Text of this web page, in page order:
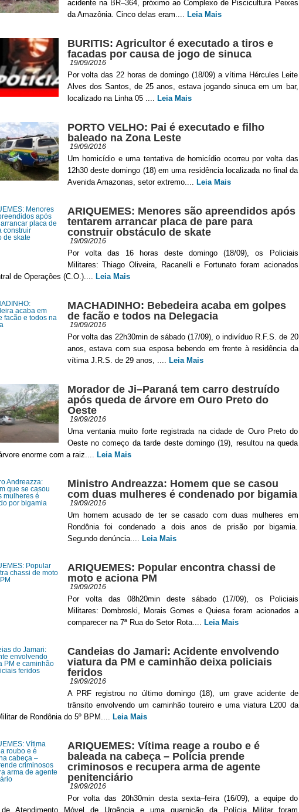
acidente na BR–364, próximo ao Complexo de Piscicultura Peixes
da Amazônia. Cinco delas eram.... Leia Mais
BURITIS: Agricultor é executado a tiros e
facadas por causa de jogo de sinuca
19/09/2016
Por volta das 22 horas de domingo (18/09) a vítima Hércules Leite
Alves dos Santos, de 25 anos, estava jogando sinuca em um bar,
localizado na Linha 05 .... Leia Mais
PORTO VELHO: Pai é executado e filho
baleado na Zona Leste
19/09/2016
Um homicídio e uma tentativa de homicídio ocorreu por volta das
12h30 deste domingo (18) em uma residência localizada no final da
Avenida Amazonas, setor extremo.... Leia Mais
ARIQUEMES: Menores são apreendidos após
tentarem arrancar placa de pare para
construir obstáculo de skate
19/09/2016
Por volta das 16 horas deste domingo (18/09), os Policiais
Militares: Thiago Oliveira, Racanelli e Fortunato foram acionados
de Operações (C.O.).... Leia Mais
MACHADINHO: Bebedeira acaba em golpes
de facão e todos na Delegacia
19/09/2016
Por volta das 22h30min de sábado (17/09), o indivíduo R.F.S. de 20
anos, estava com sua esposa bebendo em frente à residência da
vítima J.R.S. de 29 anos, .... Leia Mais
Morador de Ji–Paraná tem carro destruído
após queda de árvore em Ouro Preto do
Oeste
19/09/2016
Uma ventania muito forte registrada na cidade de Ouro Preto do
Oeste no começo da tarde deste domingo (19), resultou na queda
enorme com a raiz.... Leia Mais
Ministro Andreazza: Homem que se casou
com duas mulheres é condenado por bigamia
19/09/2016
Um homem acusado de ter se casado com duas mulheres em
Rondônia foi condenado a dois anos de prisão por bigamia.
Segundo denúncia.... Leia Mais
ARIQUEMES: Popular encontra chassi de
moto e aciona PM
19/09/2016
Por volta das 08h20min deste sábado (17/09), os Policiais
Militares: Dombroski, Morais Gomes e Quiesa foram acionados a
comparecer na 7ª Rua do Setor Rota.... Leia Mais
Candeias do Jamari: Acidente envolvendo
viatura da PM e caminhão deixa policiais
feridos
19/09/2016
A PRF registrou no último domingo (18), um grave acidente de
trânsito envolvendo um caminhão toureiro e uma viatura L200 da
de Rondônia do 5º BPM.... Leia Mais
ARIQUEMES: Vítima reage a roubo e é
baleada na cabeça – Polícia prende
criminosos e recupera arma de agente
penitenciário
19/09/2016
Por volta das 20h30min desta sexta–feira (16/09), a equipe do
de Atendimento Móvel de Urgência e uma guarnição da Polícia Militar foram